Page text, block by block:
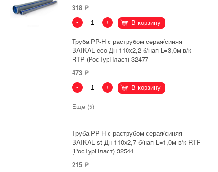
318
- + В корзину
Труба PP-H с раструбом серая/синяя
BAIKAL eco Дн 110х2,2 б/нап L=3,0м в/к
RTP (РосТурПласт) 32477
473
- + В корзину
Еще (5)
Труба PP-H с раструбом серая/синяя
BAIKAL st Дн 110х2,7 б/нап L=1,0м в/к RTP
(РосТурПласт) 32544
215